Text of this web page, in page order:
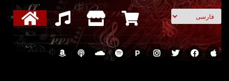
انتخاب زبان
P